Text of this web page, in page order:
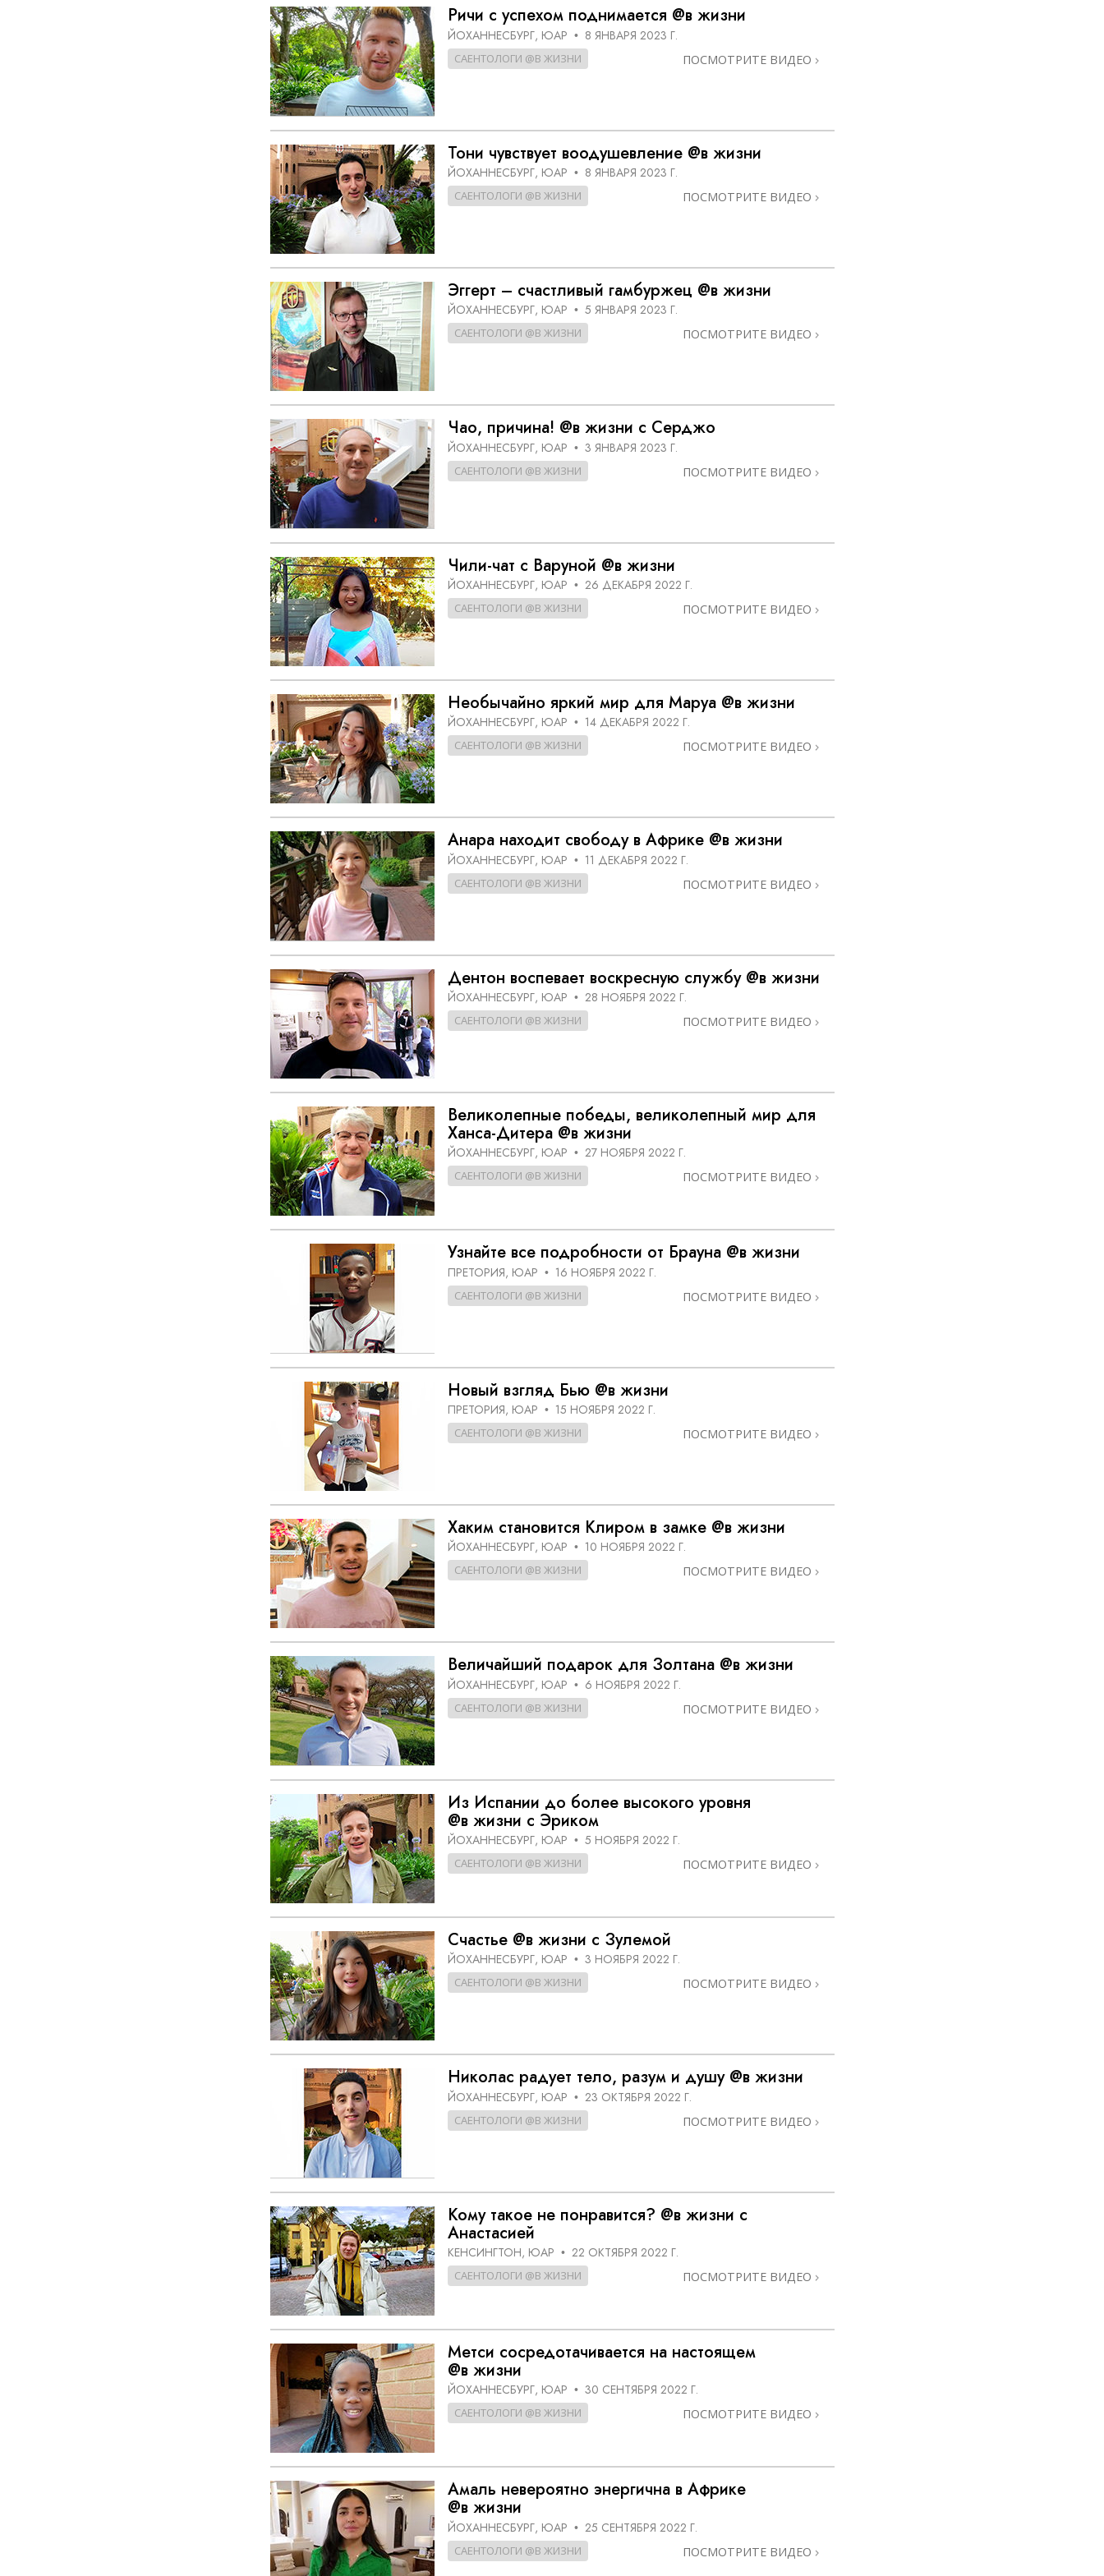
Что такое величие?
Задачи и цели
Общение
Ричи с успехом поднимается @в жизни
ЙОХАННЕСБУРГ, ЮАР • 8 ЯНВАРЯ 2023 Г.
САЕНТОЛОГИ @В ЖИЗНИ ПОСМОТРИТЕ ВИДЕО
Тони чувствует воодушевление @в жизни
ЙОХАННЕСБУРГ, ЮАР • 8 ЯНВАРЯ 2023 Г.
САЕНТОЛОГИ @В ЖИЗНИ ПОСМОТРИТЕ ВИДЕО
Эггерт – счастливый гамбуржец @в жизни
ЙОХАННЕСБУРГ, ЮАР • 5 ЯНВАРЯ 2023 Г.
САЕНТОЛОГИ @В ЖИЗНИ ПОСМОТРИТЕ ВИДЕО
Чао, причина! @в жизни с Серджо
ЙОХАННЕСБУРГ, ЮАР • 3 ЯНВАРЯ 2023 Г.
САЕНТОЛОГИ @В ЖИЗНИ ПОСМОТРИТЕ ВИДЕО
Чили-чат с Варуной @в жизни
ЙОХАННЕСБУРГ, ЮАР • 26 ДЕКАБРЯ 2022 Г.
САЕНТОЛОГИ @В ЖИЗНИ ПОСМОТРИТЕ ВИДЕО
Необычайно яркий мир для Маруа @в жизни
ЙОХАННЕСБУРГ, ЮАР • 14 ДЕКАБРЯ 2022 Г.
САЕНТОЛОГИ @В ЖИЗНИ ПОСМОТРИТЕ ВИДЕО
Анара находит свободу в Африке @в жизни
ЙОХАННЕСБУРГ, ЮАР • 11 ДЕКАБРЯ 2022 Г.
САЕНТОЛОГИ @В ЖИЗНИ ПОСМОТРИТЕ ВИДЕО
Дентон воспевает воскресную службу @в жизни
ЙОХАННЕСБУРГ, ЮАР • 28 НОЯБРЯ 2022 Г.
САЕНТОЛОГИ @В ЖИЗНИ ПОСМОТРИТЕ ВИДЕО
Великолепные победы, великолепный мир для
Ханса-Дитера @в жизни
ЙОХАННЕСБУРГ, ЮАР • 27 НОЯБРЯ 2022 Г.
САЕНТОЛОГИ @В ЖИЗНИ ПОСМОТРИТЕ ВИДЕО
Узнайте все подробности от Брауна @в жизни
ПРЕТОРИЯ, ЮАР • 16 НОЯБРЯ 2022 Г.
САЕНТОЛОГИ @В ЖИЗНИ ПОСМОТРИТЕ ВИДЕО
Новый взгляд Бью @в жизни
ПРЕТОРИЯ, ЮАР • 15 НОЯБРЯ 2022 Г.
САЕНТОЛОГИ @В ЖИЗНИ ПОСМОТРИТЕ ВИДЕО
Хаким становится Клиром в замке @в жизни
ЙОХАННЕСБУРГ, ЮАР • 10 НОЯБРЯ 2022 Г.
САЕНТОЛОГИ @В ЖИЗНИ ПОСМОТРИТЕ ВИДЕО
Величайший подарок для Золтана @в жизни
ЙОХАННЕСБУРГ, ЮАР • 6 НОЯБРЯ 2022 Г.
САЕНТОЛОГИ @В ЖИЗНИ ПОСМОТРИТЕ ВИДЕО
Из Испании до более высокого уровня
@в жизни с Эриком
ЙОХАННЕСБУРГ, ЮАР • 5 НОЯБРЯ 2022 Г.
САЕНТОЛОГИ @В ЖИЗНИ ПОСМОТРИТЕ ВИДЕО
Счастье @в жизни с Зулемой
ЙОХАННЕСБУРГ, ЮАР • 3 НОЯБРЯ 2022 Г.
САЕНТОЛОГИ @В ЖИЗНИ ПОСМОТРИТЕ ВИДЕО
Николас радует тело, разум и душу @в жизни
ЙОХАННЕСБУРГ, ЮАР • 23 ОКТЯБРЯ 2022 Г.
САЕНТОЛОГИ @В ЖИЗНИ ПОСМОТРИТЕ ВИДЕО
Кому такое не понравится? @в жизни с
Анастасией
КЕНСИНГТОН, ЮАР • 22 ОКТЯБРЯ 2022 Г.
САЕНТОЛОГИ @В ЖИЗНИ ПОСМОТРИТЕ ВИДЕО
Метси сосредотачивается на настоящем
@в жизни
ЙОХАННЕСБУРГ, ЮАР • 30 СЕНТЯБРЯ 2022 Г.
САЕНТОЛОГИ @В ЖИЗНИ ПОСМОТРИТЕ ВИДЕО
Амаль невероятно энергична в Африке
@в жизни
ЙОХАННЕСБУРГ, ЮАР • 25 СЕНТЯБРЯ 2022 Г.
САЕНТОЛОГИ @В ЖИЗНИ ПОСМОТРИТЕ ВИДЕО